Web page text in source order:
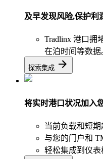
及早发现风险,保护利
Tradlinx 港口拥
在泊时间等数据
探索集成
将实时港口状况加入
当前负载和短期
与您的门户和
轻松集成到仪表